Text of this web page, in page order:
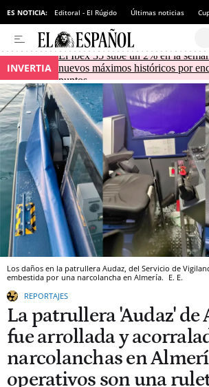
ES NOTICIA: Editoral - El Rúgido Últimas noticias
INVERTIA
El Ibex 35 sube un 2% en la
nuevos máximos históricos por
puntos
Los daños en la patrullera Audaz, del Servicio de
embestida por una narcolancha en Almería. E. E.
REPORTAJES
La patrullera 'Audaz' de
fue arrollada y
narcolanchas en
operativos son una